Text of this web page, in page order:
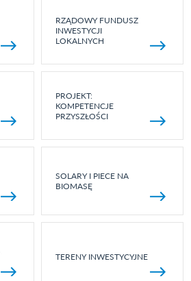
RZĄDOWY FUNDUSZ
INWESTYCJI
LOKALNYCH
PROJEKT:
KOMPETENCJE
PRZYSZŁOŚCI
SOLARY I PIECE NA
BIOMASĘ
TERENY INWESTYCYJNE